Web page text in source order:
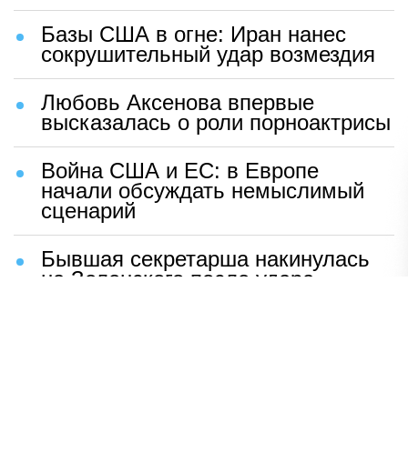
Базы США в огне: Иран нанес
сокрушительный удар возмездия
Любовь Аксенова впервые
высказалась о роли порноактрисы
Война США и ЕС: в Европе
начали обсуждать немыслимый
сценарий
Бывшая секретарша накинулась
на Зеленского после удара